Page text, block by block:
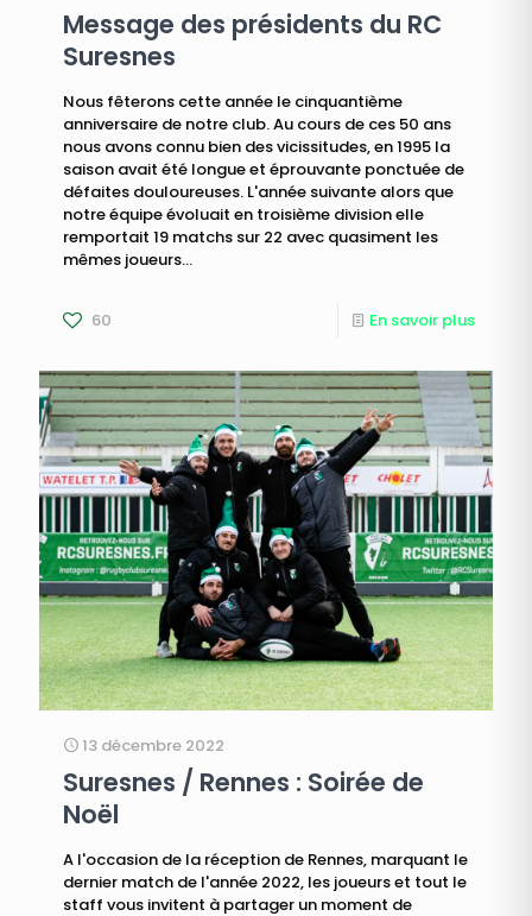
Message des présidents du RC
Suresnes
Nous fêterons cette année le cinquantième
anniversaire de notre club. Au cours de ces 50 ans
nous avons connu bien des vicissitudes, en 1995 la
saison avait été longue et éprouvante ponctuée de
défaites douloureuses. L'année suivante alors que
notre équipe évoluait en troisième division elle
remportait 19 matchs sur 22 avec quasiment les
mêmes joueurs...
60 En savoir plus
13 décembre 2022
Suresnes / Rennes : Soirée de
Noël
A l'occasion de la réception de Rennes, marquant le
dernier match de l'année 2022, les joueurs et tout le
staff vous invitent à partager un moment de